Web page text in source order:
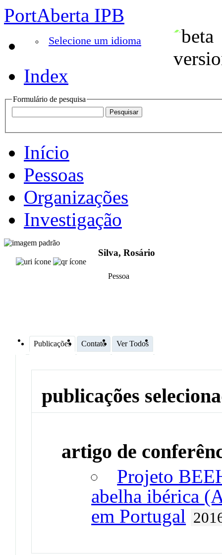
PortAberta IPB
Selecione um idioma
Index
Formulário de pesquisa
Início
Pessoas
Organizações
Investigação
Silva, Rosário
Pessoa
Publicações Contato Ver Todos
publicações
artigo de
Projeto
abelha ibérica
em Portugal